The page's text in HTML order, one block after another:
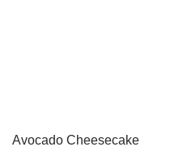
Avocado Cheesecake